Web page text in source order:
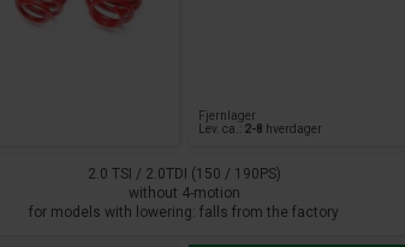
Fjernlager
Lev. ca.: 2-8 hverdager
2.0 TSI / 2.0TDI (150 / 190PS)
without 4-motion
for models with lowering: falls from the factory